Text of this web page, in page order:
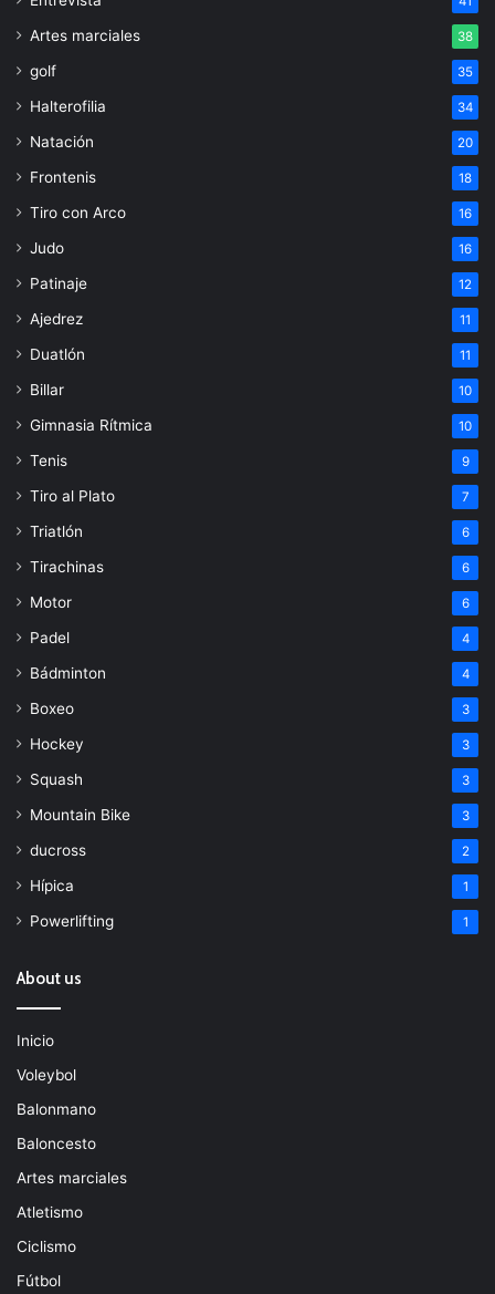
Artes marciales 38
golf 35
Halterofilia 34
Natación 20
Frontenis 18
Tiro con Arco 16
Judo 16
Patinaje 12
Ajedrez 11
Duatlón 11
Billar 10
Gimnasia Rítmica 10
Tenis 9
Tiro al Plato 7
Triatlón 6
Tirachinas 6
Motor 6
Padel 4
Bádminton 4
Boxeo 3
Hockey 3
Squash 3
Mountain Bike 3
ducross 2
Hípica 1
Powerlifting 1
About us
Inicio
Voleybol
Balonmano
Baloncesto
Artes marciales
Atletismo
Ciclismo
Fútbol